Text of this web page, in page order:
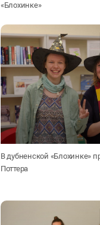
«Блохинке»
В дубненской «Блохинке»
Поттера